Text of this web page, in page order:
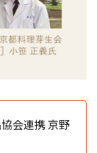
会連携 京野